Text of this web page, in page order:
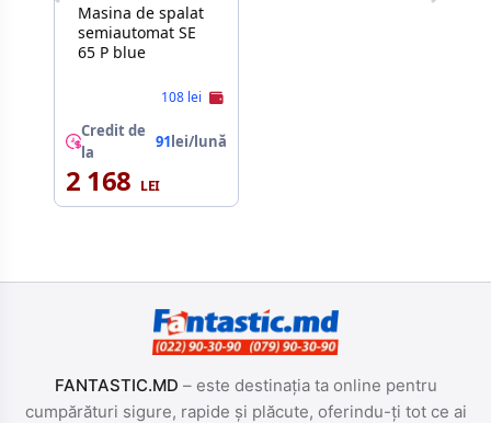
Masina de spalat
semiautomat SE
65 P blue
108 lei
Credit de
la
91lei/lună
2 168
FANTASTIC.MD – este destinația ta online pentru
cumpărături sigure, rapide și plăcute, oferindu-ți tot ce ai